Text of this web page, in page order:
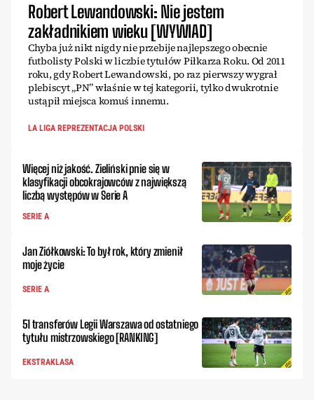
Robert Lewandowski: Nie jestem
zakładnikiem wieku [WYWIAD]
Chyba już nikt nigdy nie przebije najlepszego obecnie
futbolisty Polski w liczbie tytułów Piłkarza Roku. Od 2011
roku, gdy Robert Lewandowski, po raz pierwszy wygrał
plebiscyt „PN” właśnie w tej kategorii, tylko dwukrotnie
ustąpił miejsca komuś innemu.
LA LIGA REPREZENTACJA POLSKI
Więcej niż jakość. Zieliński pnie się w
klasyfikacji obcokrajowców z największą
liczbą występów w Serie A
SERIE A
Jan Ziółkowski: To był rok, który zmienił
moje życie
SERIE A
51 transferów Legii Warszawa od ostatniego
tytułu mistrzowskiego [RANKING]
EKSTRAKLASA